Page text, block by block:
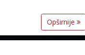
Opširnije